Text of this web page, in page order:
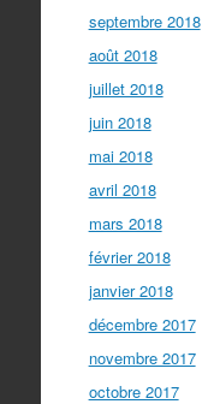
septembre 2018
août 2018
juillet 2018
juin 2018
mai 2018
avril 2018
mars 2018
février 2018
janvier 2018
décembre 2017
novembre 2017
octobre 2017